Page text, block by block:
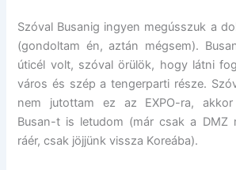
Szóval Busanig ingyen megússzuk a
(gondoltam én, aztán mégsem).
úticél volt, szóval örülök, hogy látni
város és szép a tengerparti része.
nem jutottam ez az EXPO-ra,
Busan-t is letudom (már csak a DMZ
ráér, csak jöjjünk vissza Koreába).